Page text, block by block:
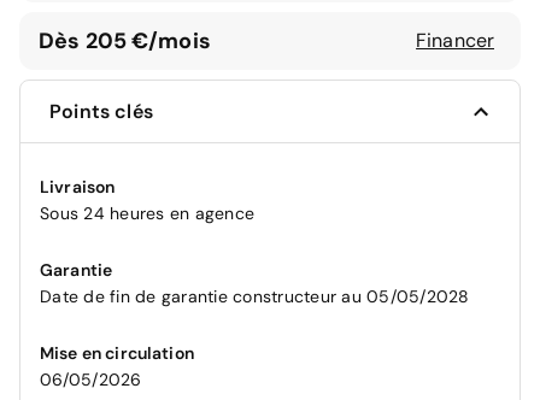
Dès 205 €/mois Financer
Points clés
Livraison
Sous 24 heures en agence
Garantie
Date de fin de garantie constructeur au 05/05/2028
Mise en circulation
06/05/2026